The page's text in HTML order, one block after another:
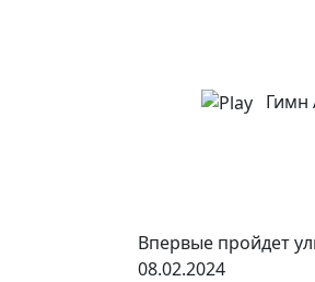
Гимн
Впервые пройдет
08.02.2024